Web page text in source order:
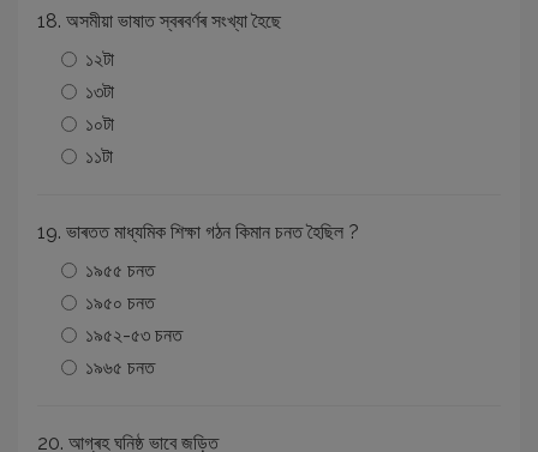
18. অসমীয়া ভাষাত স্বৰবৰ্ণৰ সংখ্যা হৈছে
১২টা
১৩টা
১০টা
১১টা
19. ভাৰতত মাধ্যমিক শিক্ষা গঠন কিমান চনত হৈছিল ?
১৯৫৫ চনত
১৯৫০ চনত
১৯৫২-৫৩ চনত
১৯৬৫ চনত
20. আগ্ৰহ ঘনিষ্ঠ ভাবে জড়িত